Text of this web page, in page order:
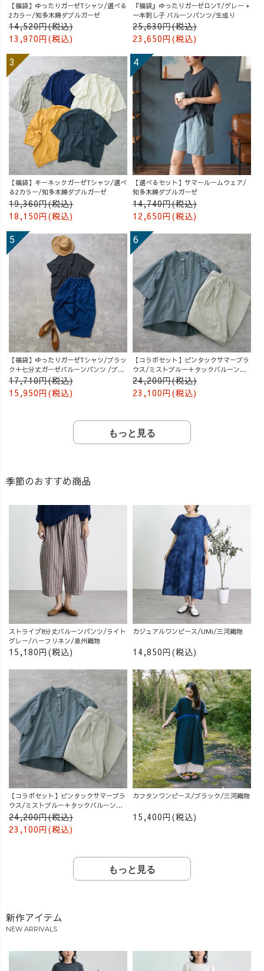
【福袋】ゆったりガーゼTシャツ/選べる
2カラー/知多木綿ダブルガーゼ
14,520円(税込)
13,970円(税込)
『福袋』ゆったりガーゼロンT/グレー +
一本刺し子 バルーンパンツ/生成り
25,630円(税込)
23,650円(税込)
【福袋】キーネックガーゼTシャツ/選べ
る2カラー/知多木綿ダブルガーゼ
19,360円(税込)
18,150円(税込)
【選べるセット】サマールームウェア/
知多木綿ダブルガーゼ
14,740円(税込)
12,650円(税込)
【福袋】ゆったりガーゼTシャツ/ブラッ
ク＋七分丈ガーゼバルーンパンツ /ブル
ー
17,710円(税込)
15,950円(税込)
【コラボセット】ピンタックサマーブラ
ウス/ミストブルー＋タックバルーンパ
ンツ/グレージュ
24,200円(税込)
23,100円(税込)
もっと見る
季節のおすすめ商品
ストライプ8分丈バルーンパンツ/ライト
グレー/ハーフリネン/泉州織物
15,180円(税込)
カジュアルワンピース/UMi/三河織物
14,850円(税込)
【コラボセット】ピンタックサマーブラ
ウス/ミストブルー＋タックバルーンパ
ンツ/グレージュ
24,200円(税込)
23,100円(税込)
カフタンワンピース/ブラック/三河織物
15,400円(税込)
もっと見る
新作アイテム
NEW ARRIVALS